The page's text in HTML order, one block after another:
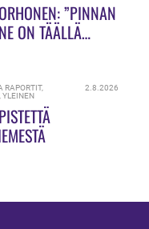
”PINNAN
ON TÄÄLLÄ
RAPORTIT,
,YLEINEN
2.8.2026